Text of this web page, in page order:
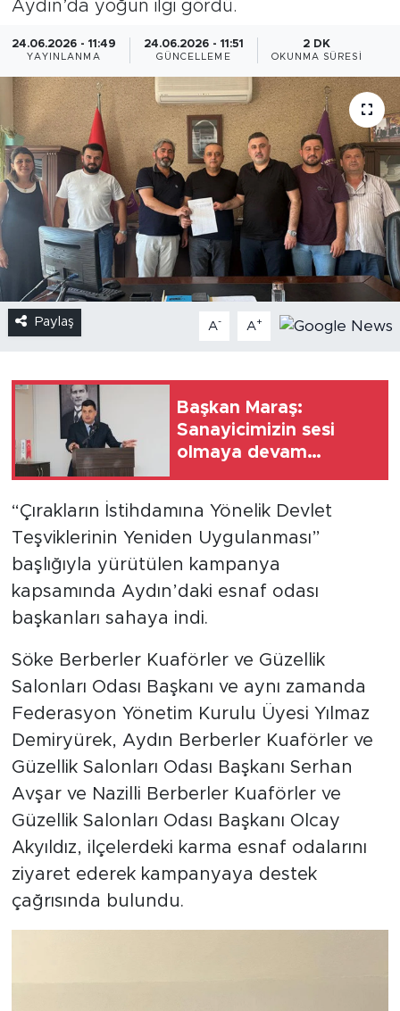
Aydın’da yoğun ilgi gördü.
24.06.2026 - 11:49
YAYINLANMA
24.06.2026 - 11:51
GÜNCELLEME
2 DK
OKUNMA SÜRESI
Paylaş A- A+
Başkan Maraş:
Sanayicimizin sesi
olmaya devam
“Çırakların İstihdamına Yönelik Devlet
Teşviklerinin Yeniden Uygulanması”
başlığıyla yürütülen kampanya
kapsamında Aydın’daki esnaf odası
başkanları sahaya indi.
Söke Berberler Kuaförler ve Güzellik
Salonları Odası Başkanı ve aynı zamanda
Federasyon Yönetim Kurulu Üyesi Yılmaz
Demiryürek, Aydın Berberler Kuaförler ve
Güzellik Salonları Odası Başkanı Serhan
Avşar ve Nazilli Berberler Kuaförler ve
Güzellik Salonları Odası Başkanı Olcay
Akyıldız, ilçelerdeki karma esnaf odalarını
ziyaret ederek kampanyaya destek
çağrısında bulundu.